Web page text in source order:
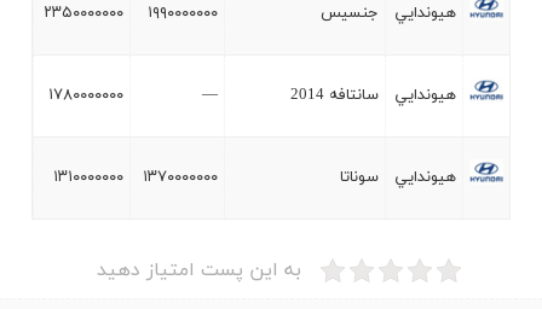
هيوندايي جنسيس ۱۹۹۰۰۰۰۰۰۰ ۲۳۵۰۰۰۰۰۰۰
هيوندايي سانتافه 2014 — ۱۷۸۰۰۰۰۰۰۰
هيوندايي سوناتا ۱۳۷۰۰۰۰۰۰۰ ۱۳۱۰۰۰۰۰۰۰
به این پست امتیاز دهید